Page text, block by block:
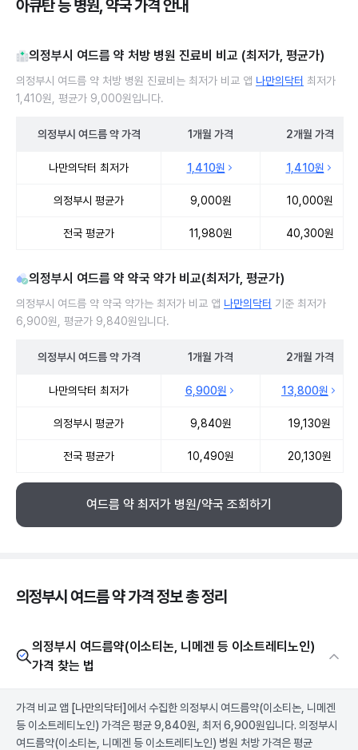
아큐탄 등 병원, 약국 가격 안내
의정부시 여드름 약 처방 병원 진료비 비교 (최저가, 평균가)
의정부시 여드름 약 처방 병원 진료비는 최저가 비교 앱 나만의닥터 최저가
1,410원, 평균가 9,000원입니다.
의정부시 여드름 약가격 1개월 가격 2개월 가격
나만의닥터 최저가 1,410원 1,410원
의정부시 평균가 9,000원 10,000원
전국 평균가 11,980원 40,300원
의정부시 여드름 약 약국 약가 비교(최저가, 평균가)
의정부시 여드름 약 약국 약가는 최저가 비교 앱 나만의닥터 기준 최저가
6,900원, 평균가 9,840원입니다.
의정부시 여드름 약가격 1개월 가격 2개월 가격
나만의닥터 최저가 6,900원 13,800원
의정부시 평균가 9,840원 19,130원
전국 평균가 10,490원 20,130원
여드름 약 최저가 병원/약국 조회하기
의정부시 여드름 약 가격 정보 총 정리
의정부시 여드름약(이소티논, 니메겐 등 이소트레티노인)
가격 찾는 법
가격 비교 앱 [나만의닥터] 에서 수집한 의정부시 여드름약(이소티논, 니메겐
등 이소트레티노인) 가격은 평균 9,840원, 최저 6,900원입니다. 의정부시
여드름약(이소티논, 니메겐 등 이소트레티노인) 병원 처방 가격은 평균